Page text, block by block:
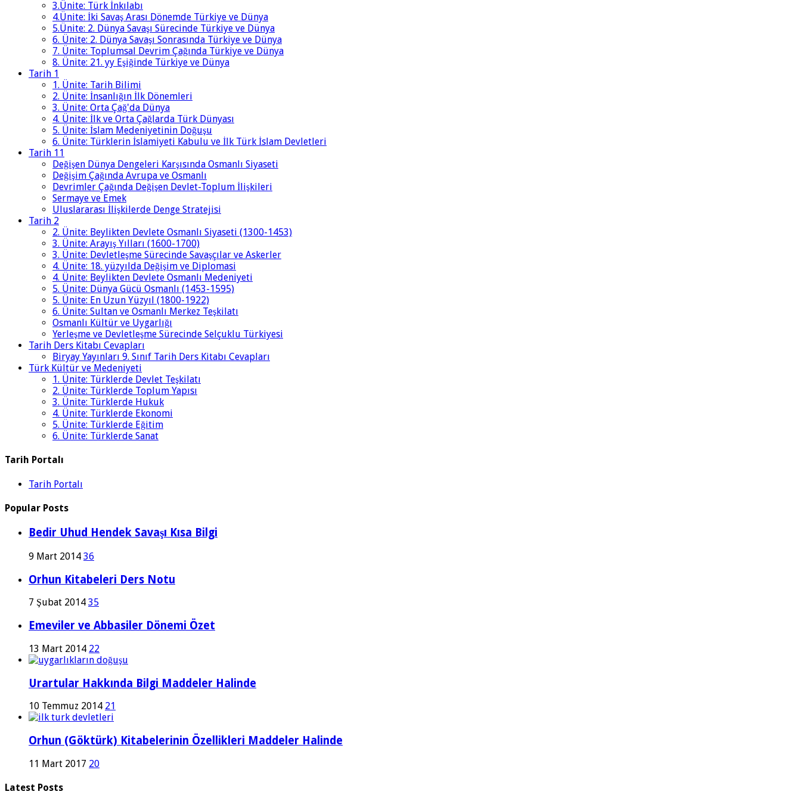
3.Ünite: Türk İnkılabı
4.Ünite: İki Savaş Arası Dönemde Türkiye ve Dünya
5.Ünite: 2. Dünya Savaşı Sürecinde Türkiye ve Dünya
6. Ünite: 2. Dünya Savaşı Sonrasında Türkiye ve Dünya
7. Ünite: Toplumsal Devrim Çağında Türkiye ve Dünya
8. Ünite: 21. yy Eşiğinde Türkiye ve Dünya
Tarih 1
1. Ünite: Tarih Bilimi
2. Ünite: İnsanlığın İlk Dönemleri
3. Ünite: Orta Çağ'da Dünya
4. Ünite: İlk ve Orta Çağlarda Türk Dünyası
5. Ünite: İslam Medeniyetinin Doğuşu
6. Ünite: Türklerin İslamiyeti Kabulu ve İlk Türk İslam Devletleri
Tarih 11
Değişen Dünya Dengeleri Karşısında Osmanlı Siyaseti
Değişim Çağında Avrupa ve Osmanlı
Devrimler Çağında Değişen Devlet-Toplum İlişkileri
Sermaye ve Emek
Uluslararası İlişkilerde Denge Stratejisi
Tarih 2
2. Ünite: Beylikten Devlete Osmanlı Siyaseti (1300-1453)
3. Ünite: Arayış Yılları (1600-1700)
3. Ünite: Devletleşme Sürecinde Savaşçılar ve Askerler
4. Ünite: 18. yüzyılda Değişim ve Diplomasi
4. Ünite: Beylikten Devlete Osmanlı Medeniyeti
5. Ünite: Dünya Gücü Osmanlı (1453-1595)
5. Ünite: En Uzun Yüzyıl (1800-1922)
6. Ünite: Sultan ve Osmanlı Merkez Teşkilatı
Osmanlı Kültür ve Uygarlığı
Yerleşme ve Devletleşme Sürecinde Selçuklu Türkiyesi
Tarih Ders Kitabı Cevapları
Biryay Yayınları 9. Sınıf Tarih Ders Kitabı Cevapları
Türk Kültür ve Medeniyeti
1. Ünite: Türklerde Devlet Teşkilatı
2. Ünite: Türklerde Toplum Yapısı
3. Ünite: Türklerde Hukuk
4. Ünite: Türklerde Ekonomi
5. Ünite: Türklerde Eğitim
6. Ünite: Türklerde Sanat
Tarih Portalı
Tarih Portalı
Popular Posts
Bedir Uhud Hendek Savaşı Kısa Bilgi
9 Mart 2014 36
Orhun Kitabeleri Ders Notu
7 Şubat 2014 35
Emeviler ve Abbasiler Dönemi Özet
13 Mart 2014 22
Urartular Hakkında Bilgi Maddeler Halinde
10 Temmuz 2014 21
Orhun (Göktürk) Kitabelerinin Özellikleri Maddeler Halinde
11 Mart 2017 20
Latest Posts